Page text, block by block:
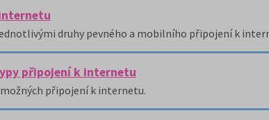
druhy pevného a mobilního připojení k
připojení k internetu
možných připojení k internetu.